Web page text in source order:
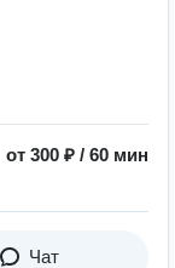
от 300 ₽ / 60 мин
Чат